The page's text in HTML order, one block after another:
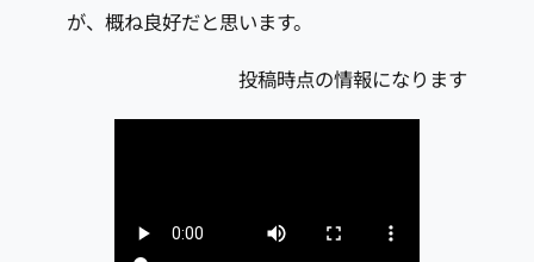
が、概ね良好だと思います。
投稿時点の情報になります